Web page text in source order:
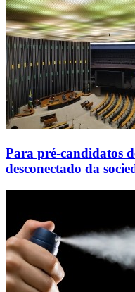
Para pré-candidatos
desconectado da